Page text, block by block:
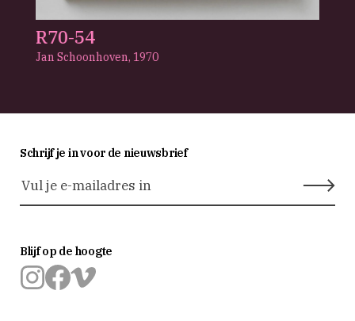
R70-54
Jan Schoonhoven, 1970
Schrijf je in voor de nieuwsbrief
Blijf op de hoogte